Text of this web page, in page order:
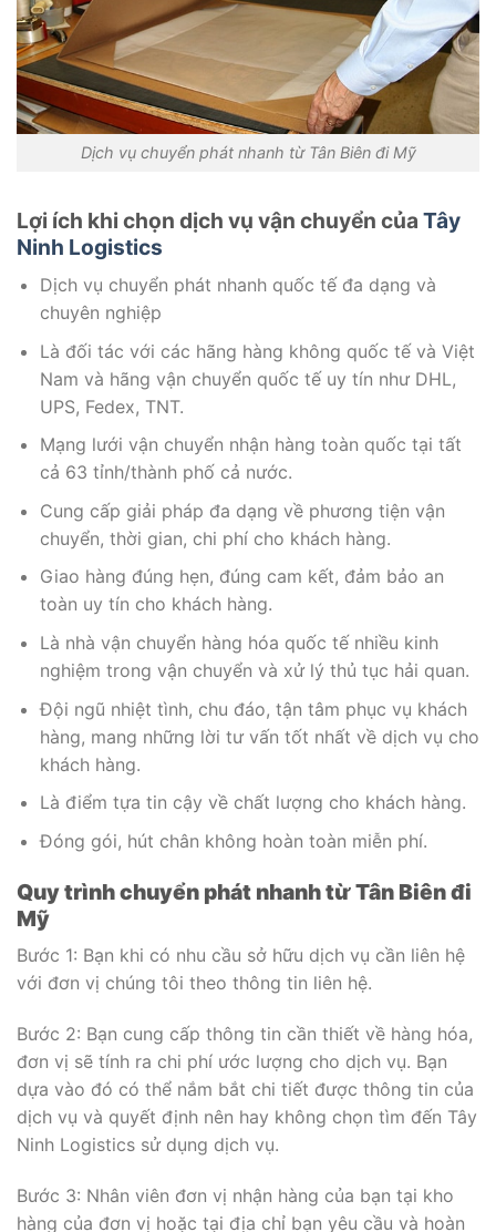
Dịch vụ chuyển phát nhanh từ Tân Biên đi Mỹ
Lợi ích khi chọn dịch vụ vận chuyển của Tây
Ninh Logistics
Dịch vụ chuyển phát nhanh quốc tế đa dạng và
chuyên nghiệp
Là đối tác với các hãng hàng không quốc tế và Việt
Nam và hãng vận chuyển quốc tế uy tín như DHL,
UPS, Fedex, TNT.
Mạng lưới vận chuyển nhận hàng toàn quốc tại tất
cả 63 tỉnh/thành phố cả nước.
Cung cấp giải pháp đa dạng về phương tiện vận
chuyển, thời gian, chi phí cho khách hàng.
Giao hàng đúng hẹn, đúng cam kết, đảm bảo an
toàn uy tín cho khách hàng.
Là nhà vận chuyển hàng hóa quốc tế nhiều kinh
nghiệm trong vận chuyển và xử lý thủ tục hải quan.
Đội ngũ nhiệt tình, chu đáo, tận tâm phục vụ khách
hàng, mang những lời tư vấn tốt nhất về dịch vụ cho
khách hàng.
Là điểm tựa tin cậy về chất lượng cho khách hàng.
Đóng gói, hút chân không hoàn toàn miễn phí.
Quy trình chuyển phát nhanh từ Tân Biên đi
Mỹ
Bước 1: Bạn khi có nhu cầu sở hữu dịch vụ cần liên hệ
với đơn vị chúng tôi theo thông tin liên hệ.
Bước 2: Bạn cung cấp thông tin cần thiết về hàng hóa,
đơn vị sẽ tính ra chi phí ước lượng cho dịch vụ. Bạn
dựa vào đó có thể nắm bắt chi tiết được thông tin của
dịch vụ và quyết định nên hay không chọn tìm đến Tây
Ninh Logistics sử dụng dịch vụ.
Bước 3: Nhân viên đơn vị nhận hàng của bạn tại kho
hàng của đơn vị hoặc tại địa chỉ bạn yêu cầu và hoàn